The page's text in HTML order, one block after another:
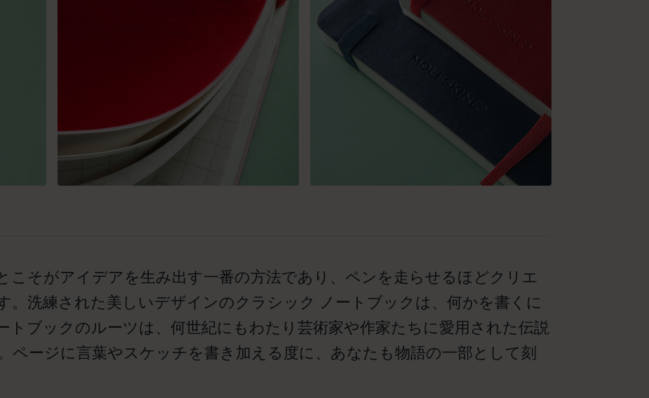
こそがアイデアを生み出す一番の方法であり、ペンを走らせるほどクリエ
。洗練された美しいデザインのクラシック ノートブックは、何かを書くに
トブックのルーツは、何世紀にもわたり芸術家や作家たちに愛用された伝説
ページに言葉やスケッチを書き加える度に、あなたも物語の一部として刻